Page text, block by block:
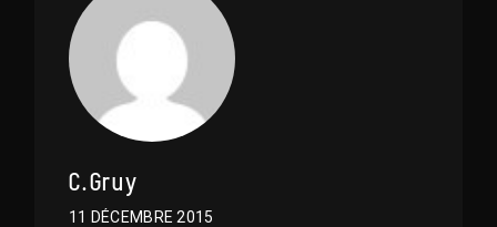
C.Gruy
11 DÉCEMBRE 2015